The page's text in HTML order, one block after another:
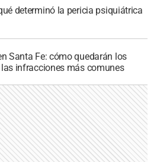
determinó la pericia psiquiátrica
Santa Fe: cómo quedarán los
infracciones más comunes